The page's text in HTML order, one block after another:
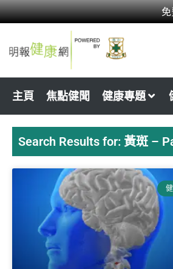
Skip
to
content
主頁 焦點健聞 健康專題
Search Results for: 黃斑 –